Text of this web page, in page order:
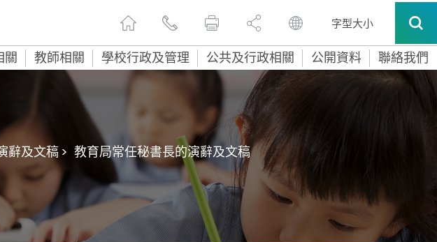
字型大小
關 教師相關 學校行政及管理 公共及行政相關 公開資料 聯絡我們
辭及文稿 > 教育局常任秘書長的演辭及文稿